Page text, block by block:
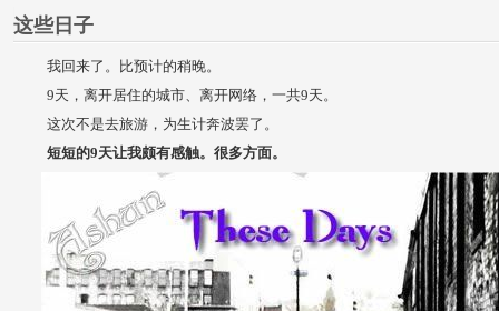
这些日子
我回来了。比预计的稍晚。
9天，离开居住的城市、离开网络，一共9天。
这次不是去旅游，为生计奔波罢了。
短短的9天让我颇有感触。很多方面。